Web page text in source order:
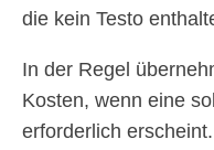
die kein Testo
In der Regel
Kosten, wenn eine
erforderlich